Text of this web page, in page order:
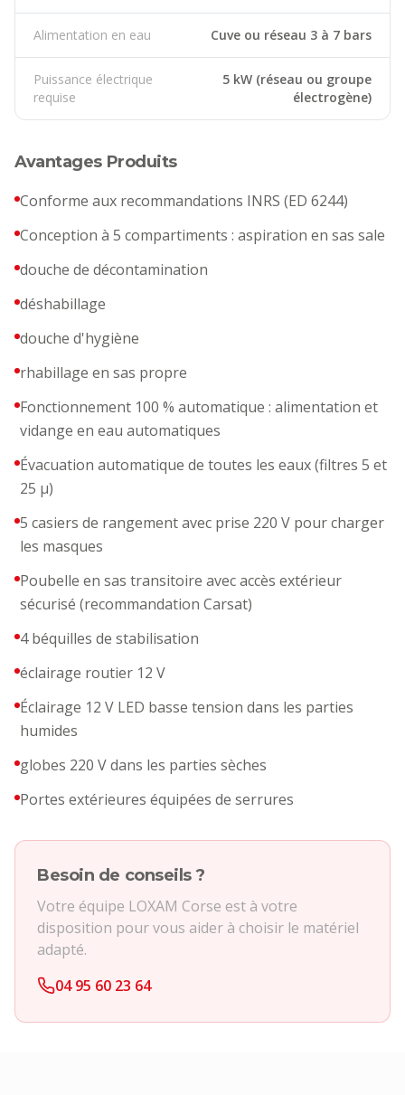
Alimentation en eau Cuve ou réseau 3 à 7 bars
Puissance électrique
requise
5 kW (réseau ou groupe
électrogène)
Avantages Produits
Conforme aux recommandations INRS (ED 6244)
Conception à 5 compartiments : aspiration en sas sale
douche de décontamination
déshabillage
douche d'hygiène
rhabillage en sas propre
Fonctionnement 100 % automatique : alimentation et
vidange en eau automatiques
Évacuation automatique de toutes les eaux (filtres 5 et
25 µ)
5 casiers de rangement avec prise 220 V pour charger
les masques
Poubelle en sas transitoire avec accès extérieur
sécurisé (recommandation Carsat)
4 béquilles de stabilisation
éclairage routier 12 V
Éclairage 12 V LED basse tension dans les parties
humides
globes 220 V dans les parties sèches
Portes extérieures équipées de serrures
Besoin de conseils ?
Votre équipe LOXAM Corse est à votre
disposition pour vous aider à choisir le matériel
adapté.
04 95 60 23 64